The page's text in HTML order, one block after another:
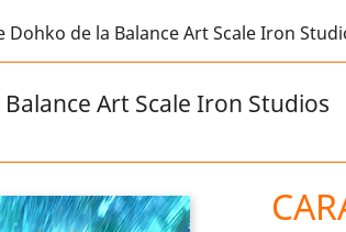
Dohko de la Balance Art Scale Iron
Art Scale Iron Studios